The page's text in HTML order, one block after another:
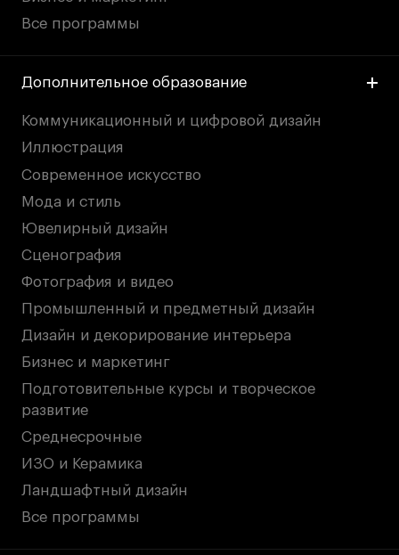
Все программы
Дополнительное образование
Коммуникационный и цифровой дизайн
Иллюстрация
Современное искусство
Мода и стиль
Ювелирный дизайн
Сценография
Фотография и видео
Промышленный и предметный дизайн
Дизайн и декорирование интерьера
Бизнес и маркетинг
Подготовительные курсы и творческое
развитие
Среднесрочные
ИЗО и Керамика
Ландшафтный дизайн
Все программы